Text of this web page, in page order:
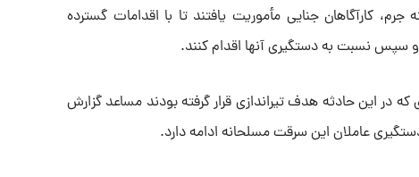
کارآگاهان جنایی مأموریت یافتند تا با اقدامات گسترده
و سپس نسبت به دستگیری آنها اقدام کنند.
حال جسمی 3 زن و مردی که در این حادثه هدف تیراندازی قرار گرفته بودند مساعد گزارش
عاملان این سرقت مسلحانه ادامه دارد.